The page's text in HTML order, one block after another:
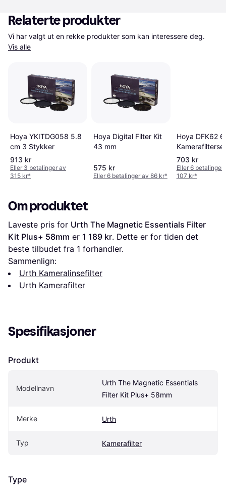
Relaterte produkter
Vis alle
Hoya YKITDG058 5.8
cm 3 Stykker
913 kr
Eller 3 betalinger av
315 kr*
Hoya Digital Filter Kit
43 mm
575 kr
Eller 6 betalinger av 86 kr*
Hoya DFK62
Stykker
703 kr
Eller 6 betalinger
107 kr*
Om produktet
Laveste pris for Urth The Magnetic Essentials Filter
Kit Plus+ 58mm er 1 189 kr. Dette er for tiden det
beste tilbudet fra 1 forhandler.
Sammenlign:
Urth Kameralinsefilter
Urth Kamerafilter
Spesifikasjoner
Produkt
Modellnavn
Urth The Magnetic Essentials
Filter Kit Plus+ 58mm
Merke Urth
Typ Kamerafilter
Type